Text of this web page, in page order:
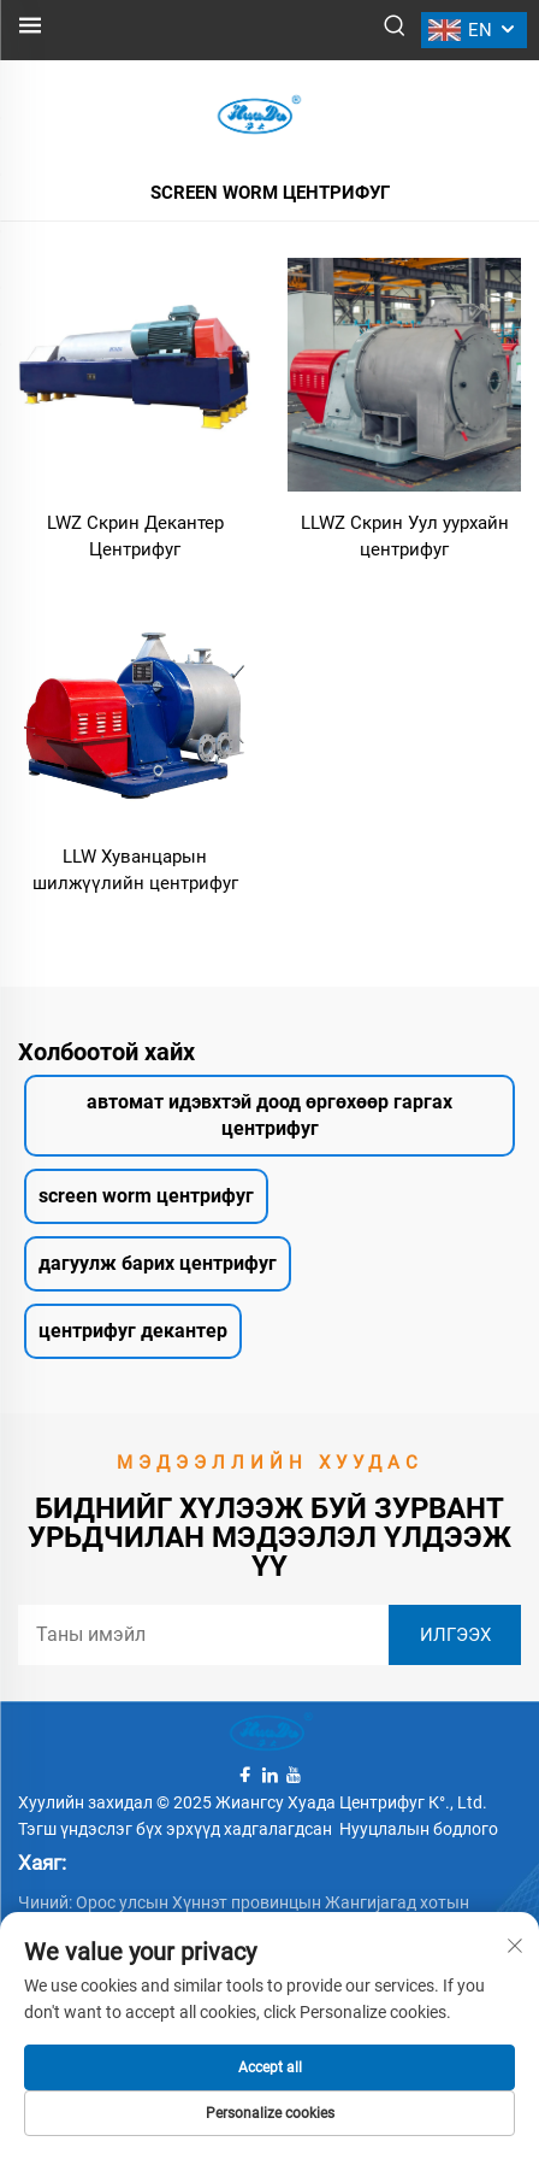
EN
SCREEN WORM ЦЕНТРИФУГ
SCREEN WORM ЦЕНТРИФУГ
LWZ Скрин Декантер
Центрифуг
LLWZ Скрин Уул уурхайн
центрифуг
LLW Хуванцарын
шилжүүлийн центрифуг
Холбоотой хайх
автомат идэвхтэй доод өргөхөөр гаргах
центрифуг
screen worm центрифуг
дагуулж барих центрифуг
центрифуг декантер
МЭДЭЭЛЛИЙН ХУУДАС
БИДНИЙГ ХҮЛЭЭЖ БУЙ ЗУРВАНТ
УРЬДЧИЛАН МЭДЭЭЛЭЛ ҮЛДЭЭЖ
ҮҮ
Хуулийн захидал © 2025 Жиангсу Хуада Центрифуг К°., Ltd.
Тэгш үндэслэг бүх эрхүүд хадгалагдсан Нууцлалын бодлого
Хаяг:
Чиний: Орос улсын Хүннэт провинцын Жангијагад хотын
Утас:
+86 15162337620
Имэйл:
[email protected]
We value your privacy
We use cookies and similar tools to provide our services. If you
don't want to accept all cookies, click Personalize cookies.
Personalize cookies
Accept all